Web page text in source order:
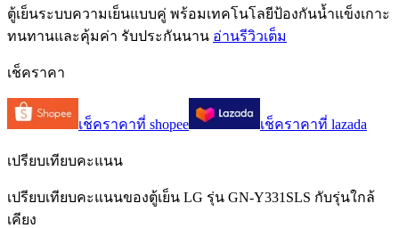
ตู้เย็นระบบความเย็นแบบคู่ พร้อมเทคโนโลยีป้องกันน้ำแข็งเกาะ
ทนทานและคุ้มค่า รับประกันนาน อ่านรีวิวเต็ม
เช็คราคา
เช็คราคาที่ shopee เช็คราคาที่ lazada
เปรียบเทียบคะแนน
เปรียบเทียบคะแนนของตู้เย็น LG รุ่น GN-Y331SLS กับรุ่นใกล้
เคียง